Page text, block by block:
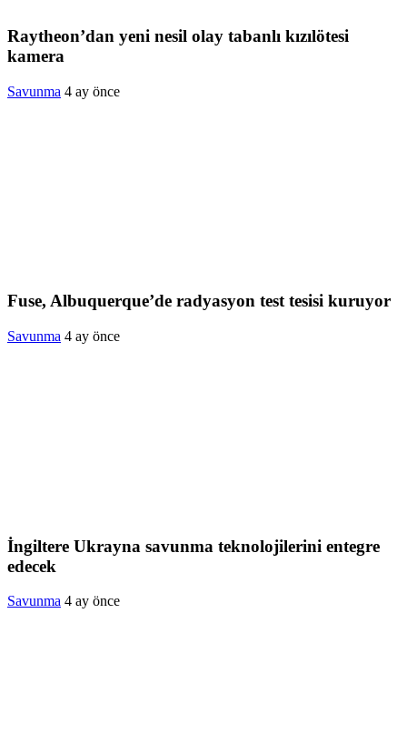
Raytheon’dan yeni nesil olay tabanlı kızılötesi
kamera
Savunma 4 ay önce
Fuse, Albuquerque’de radyasyon test tesisi kuruyor
Savunma 4 ay önce
İngiltere Ukrayna savunma teknolojilerini entegre
edecek
Savunma 4 ay önce